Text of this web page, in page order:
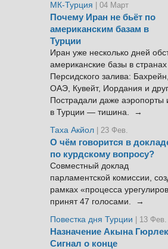
МК-Турция
| 04 Март
Почему Иран не бьёт по
американским базам в
Турции
Иран уже несколько дней
американские базы в странах
Персидского залива:
ОАЭ, Кувейт, Иордания и
Пострадали даже аэропорты
в Турции — тишина. →
Таха Акйол | 23 Фев.
О чём говорится в
по курдскому вопросу?
Совместный доклад
парламентской комиссии,
рамках «процесса
принят 47 голосами. →
Повестка дня Турции
| 13 Фев.
Назначение Акына
Сигнал о конце